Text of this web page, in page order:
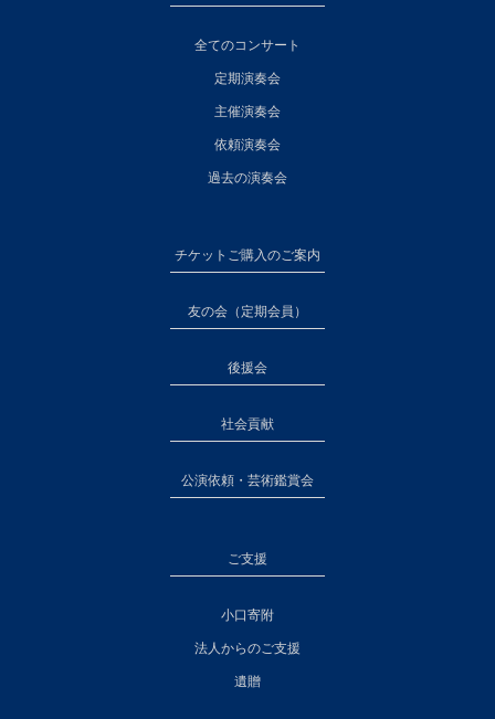
全てのコンサート
定期演奏会
主催演奏会
依頼演奏会
過去の演奏会
チケットご購入のご案内
友の会（定期会員）
後援会
社会貢献
公演依頼・芸術鑑賞会
ご支援
小口寄附
法人からのご支援
遺贈